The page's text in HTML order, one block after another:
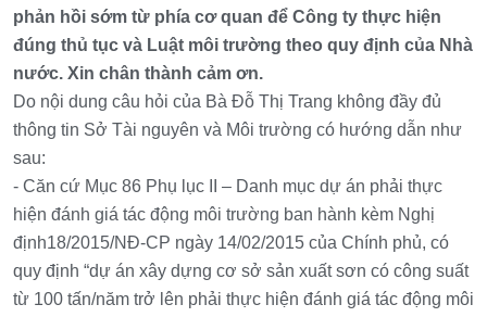
phản hồi sớm từ phía cơ quan để Công ty thực hiện
đúng thủ tục và Luật môi trường theo quy định của Nhà
nước. Xin chân thành cảm ơn.
Do nội dung câu hỏi của Bà Đỗ Thị Trang không đầy đủ
thông tin Sở Tài nguyên và Môi trường có hướng dẫn như
sau:
- Căn cứ Mục 86 Phụ lục II – Danh mục dự án phải thực
hiện đánh giá tác động môi trường ban hành kèm Nghị
định18/2015/NĐ-CP ngày 14/02/2015 của Chính phủ, có
quy định “dự án xây dựng cơ sở sản xuất sơn có công suất
từ 100 tấn/năm trở lên phải thực hiện đánh giá tác động môi